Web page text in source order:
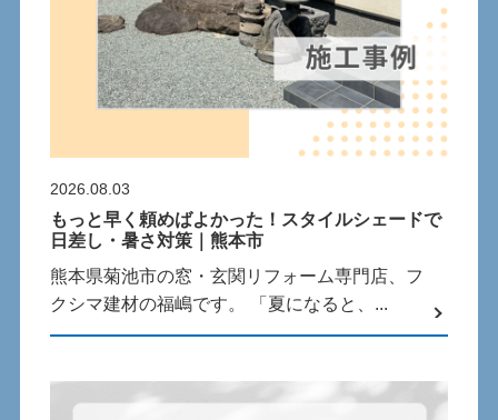
2026.08.03
もっと早く頼めばよかった！スタイルシェードで
日差し・暑さ対策｜熊本市
熊本県菊池市の窓・玄関リフォーム専門店、フ
クシマ建材の福嶋です。 「夏になると、...